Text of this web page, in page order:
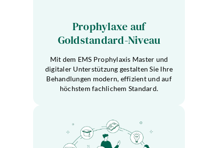
Prophylaxe auf
Goldstandard-Niveau
Mit dem EMS Prophylaxis Master und
digitaler Unterstützung gestalten Sie Ihre
Behandlungen modern, effizient und auf
höchstem fachlichem Standard.